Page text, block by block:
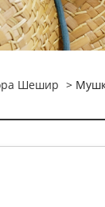
Шешир >